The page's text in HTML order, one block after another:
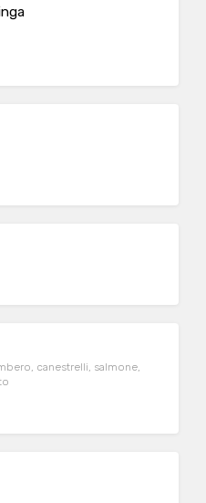
canestrelli, salmone,